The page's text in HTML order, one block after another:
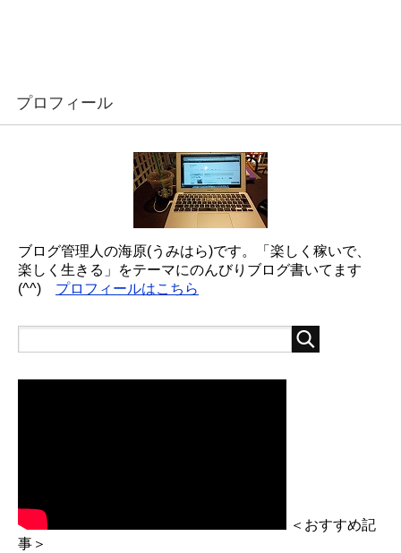
プロフィール
ブログ管理人の海原(うみはら)です。「楽しく稼いで、
楽しく生きる」をテーマにのんびりブログ書いてます
(^^) プロフィールはこちら
＜おすすめ記
事＞